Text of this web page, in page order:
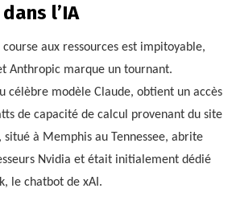
l’IA
aux ressources est impitoyable,
Anthropic marque un tournant.
célèbre modèle Claude, obtient un accès
de capacité de calcul provenant du site
situé à Memphis au Tennessee, abrite
Nvidia et était initialement dédié
le chatbot de xAI.